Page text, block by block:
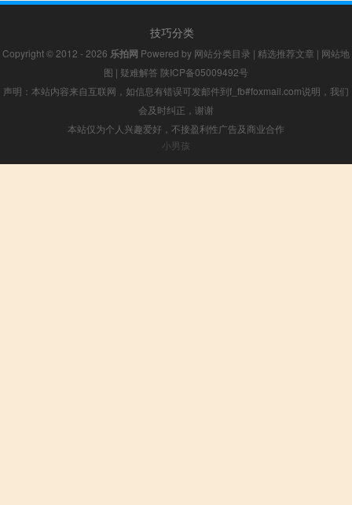
技巧分类
Copyright © 2012 - 2026 乐拍网 Powered by 网站分类目录 | 精选推荐文章 | 网站地
图 | 疑难解答 陕ICP备05009492号
声明：本站内容来自互联网，如信息有错误可发邮件到f_fb#foxmail.com说明，我们
会及时纠正，谢谢
本站仅为个人兴趣爱好，不接盈利性广告及商业合作
小男孩